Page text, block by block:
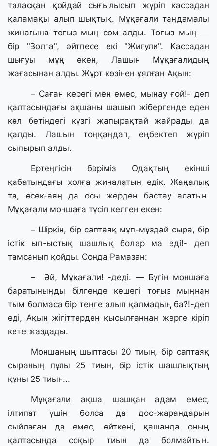
таласқан қойдай сығылысып жүріп кассадан
қаламақы алып шықтық. Мұқағали таңдамалы
жинағына тоғыз мың сом алды. Тоғыз мың —
бір "Волга", әйтпесе екі "Жигули". Кассадан
шығуы мұң екен, Лашын Мұқағалидың
жағасынан алды. Жұрт көзінен ұялған Ақын:
– Саған керегі мен емес, мынау ғой!- деп
қалтасындағы ақшаны шашып жібергенде еден
көл бетіндегі күзгі жапырақтай жайрады да
қалды. Лашын тоңқаңдап, еңбектеп жүріп
сыпырып алды.
Ертеңгісін бәріміз Одақтың екінші
қабатындағы холға жиналатын едік. Жаңалық
та, өсек-аяң да осы жерден бастау алатын.
Мұқағали моншаға түсіп келген екен:
– Шіркін, бір саптаяқ мұп-мұздай сыра, бір
істік ып-ыстық шашлық болар ма еді!- деп
тамсанып қойды. Сонда Рамазан:
– Әй, Мұқағали! -деді. — Бүгін моншаға
баратыныңды білгенде кешегі тоғыз мыңнан
тым болмаса бір теңге алып қалмадың ба?!-деп
еді, Ақын жігіттерден қысылғаннан жерге кіріп
кете жаздады.
Моншаның шыптасы 20 тиын, бір саптаяқ
сыраның пұлы 25 тиын, бір істік шашлықтың
құны 25 тиын...
Мұқағали ақша шашқан адам емес,
ілтипат үшін болса да дос-жарандарын
сыйлаған да емес, өйткені, қашанда оның
қалтасында соқыр тиын да болмайтын.